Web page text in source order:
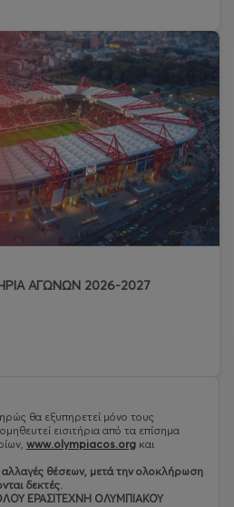
ΑΓΩΝΩΝ 2026-2027
θα εξυπηρετεί μόνο τους
εισιτήρια από τα επίσημα
www.olympiacos.org και
θέσεων, μετά την ολοκλήρωση
δεκτές.
ΕΡΑΣΙΤΕΧΝΗ ΟΛΥΜΠΙΑΚΟΥ